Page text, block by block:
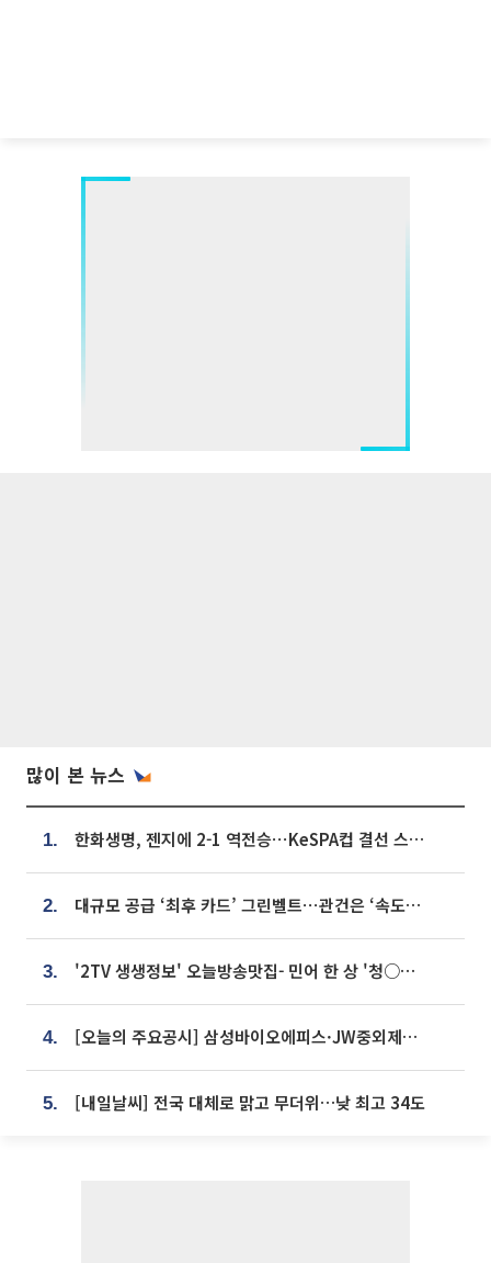
많이 본 뉴스
1. 한화생명, 젠지에 2-1 역전승⋯KeSPA컵 결선 스테이지 2 직행
2. 대규모 공급 ‘최후 카드’ 그린벨트⋯관건은 ‘속도’ [주택공급 승부수의 조건]
3. '2TV 생생정보' 오늘방송맛집- 민어 한 상 '청○○○' vs 전복 한 상 '명○'
4. [오늘의 주요공시] 삼성바이오에피스·JW중외제약·한미반도체·SK바이오사이언스 등
5. [내일날씨] 전국 대체로 맑고 무더위…낮 최고 34도